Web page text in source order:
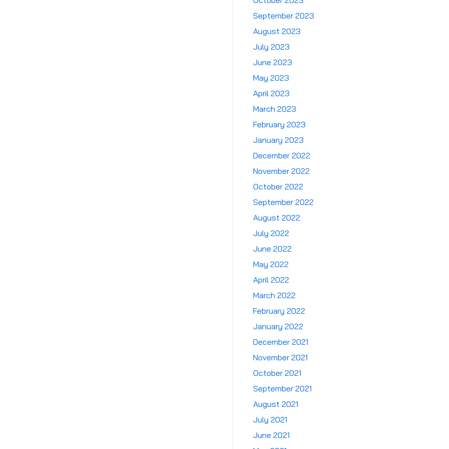
September 2023
August 2023
July 2023
June 2023
May 2023
April 2023
March 2023
February 2023
January 2023
December 2022
November 2022
October 2022
September 2022
August 2022
July 2022
June 2022
May 2022
April 2022
March 2022
February 2022
January 2022
December 2021
November 2021
October 2021
September 2021
August 2021
July 2021
June 2021